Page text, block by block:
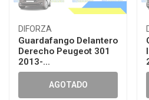
DIFORZA
Guardafango Delantero
Derecho Peugeot 301
2013-...
AGOTADO